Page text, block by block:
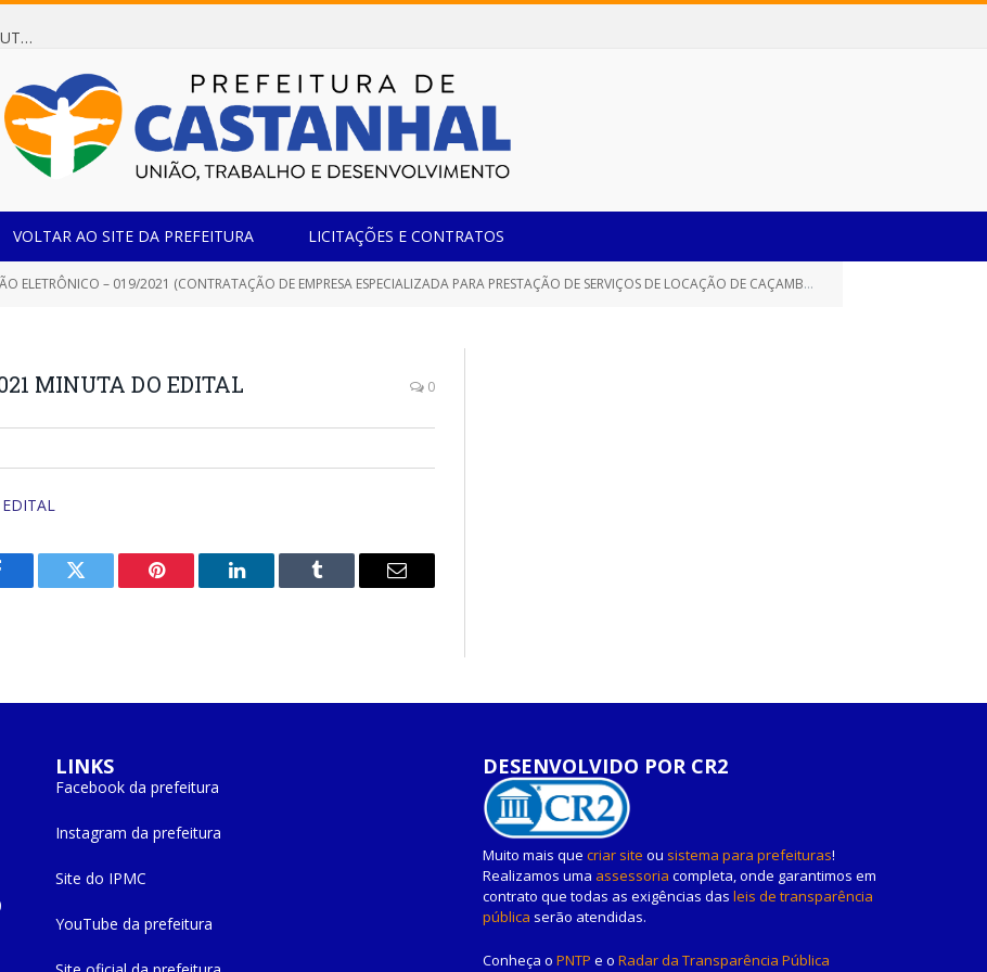
Dispensa de Licitação 078/2026 (AQUISIÇÃO DE AGENTE REDUTOR LÍQUIDO AUTOMOTIVO – ARLA 32, PARA ATENDER A FROTA OFICIAL DE VEÍCULOS DA SECRETARIA MUNICIPAL DE EDUCAÇÃO DO MUNICÍPIO DE CASTANHAL/PA)
VOLTAR AO SITE DA PREFEITURA LICITAÇÕES E CONTRATOS
ELETRÔNICO – 019/2021 (CONTRATAÇÃO DE EMPRESA ESPECIALIZADA PARA PRESTAÇÃO DE SERVIÇOS DE LOCAÇÃO DE CAÇAMBAS ESTACIONÁRIAS)
MINUTA DO EDITAL 0
Twitter Pinterest
O
Tumblr
E-
LINKS
Facebook da prefeitura
Instagram da prefeitura
Site do IPMC
YouTube da prefeitura
DESENVOLVIDO POR CR2
Muito mais que criar site ou sistema para prefeituras!
Realizamos uma assessoria completa, onde garantimos em
contrato que todas as exigências das leis de transparência
pública serão atendidas.
Conheça o PNTP e o Radar da Transparência Pública